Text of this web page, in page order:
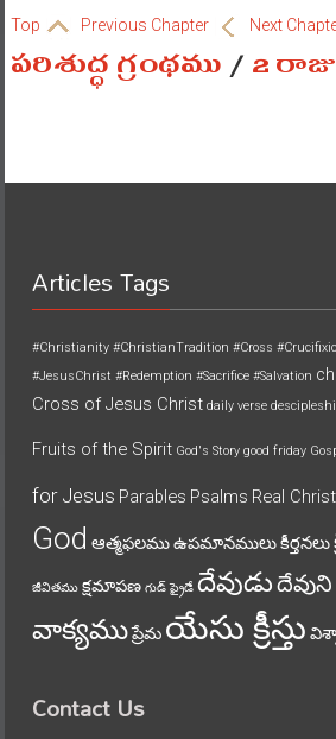
Top Previous Chapter Next
పరిశుద్ధ గ్రంథము/2
Articles Tags
#Christianity #ChristianTradition #Cross
#JesusChrist #Redemption #Sacrifice #Salvation
Cross of Jesus Christ daily verse
Fruits of the Spirit God's Story good friday
for Jesus Parables Psalms Real
God ఆత్మఫలముఉపమానములుకీర్తనలు
జీవితము క్షమాపణ గుడ్ ఫ్రైడే దేవుడుదేవుని
వాక్యముప్రేమ యేసు క్రీస్తు
Contact Us